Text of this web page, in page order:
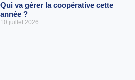
Qui va gérer la coopérative cette
année ?
10 juillet 2026